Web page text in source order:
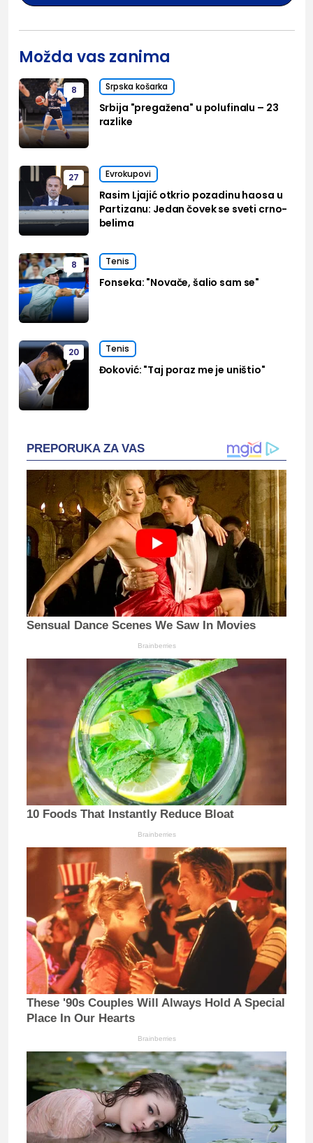
Možda vas zanima
8 Srpska košarka
Srbija "pregažena" u polufinalu – 23
razlike
27 Evrokupovi
Rasim Ljajić otkrio pozadinu haosa u
Partizanu: Jedan čovek se sveti crno-
belima
8 Tenis
Fonseka: "Novače, šalio sam se"
20 Tenis
Đoković: "Taj poraz me je uništio"
PREPORUKA ZA VAS
Sensual Dance Scenes We Saw In Movies
Brainberries
10 Foods That Instantly Reduce Bloat
Brainberries
These '90s Couples Will Always Hold A Special
Place In Our Hearts
Brainberries